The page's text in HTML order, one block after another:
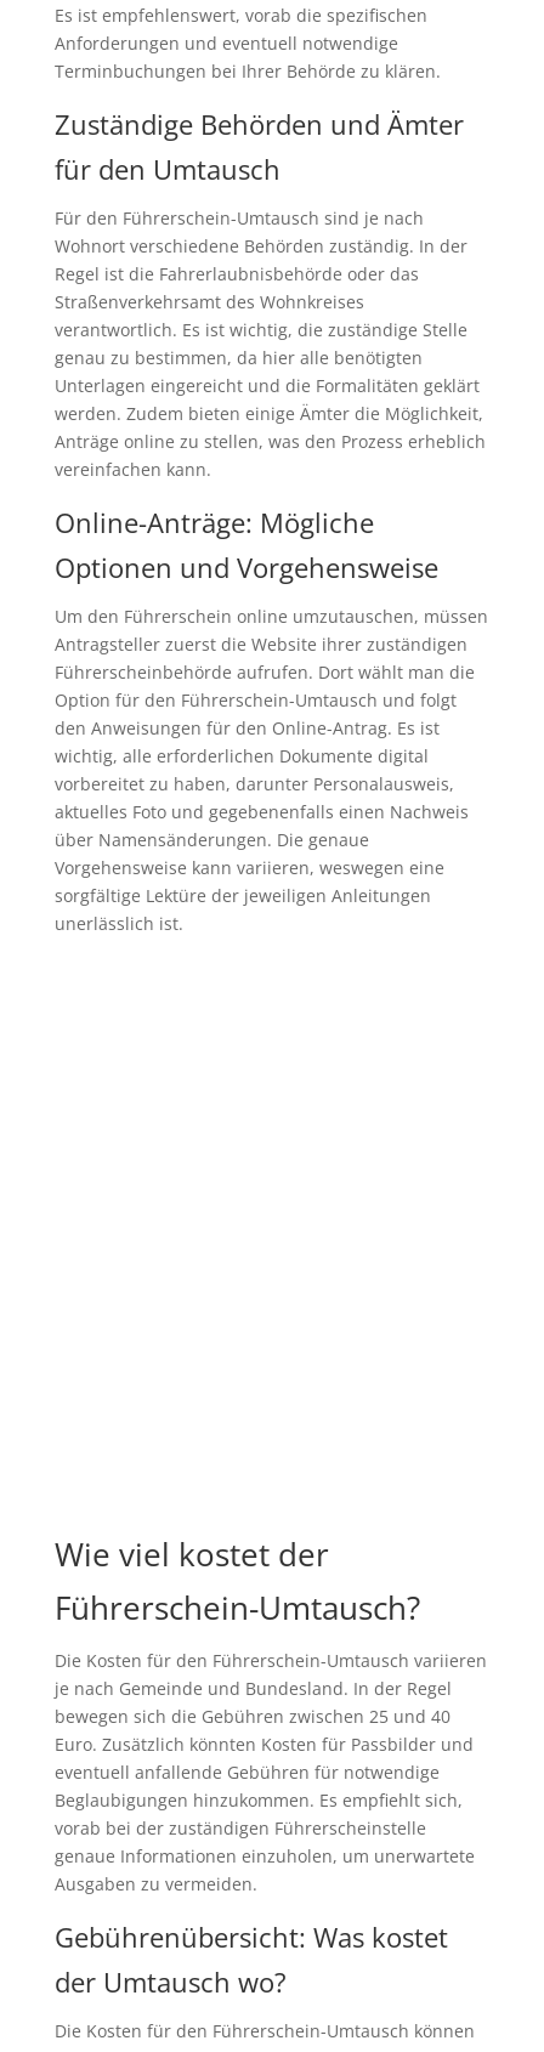
Es ist empfehlenswert, vorab die spezifischen
Anforderungen und eventuell notwendige
Terminbuchungen bei Ihrer Behörde zu klären.
Zuständige Behörden und Ämter
für den Umtausch
Für den Führerschein-Umtausch sind je nach
Wohnort verschiedene Behörden zuständig. In der
Regel ist die Fahrerlaubnisbehörde oder das
Straßenverkehrsamt des Wohnkreises
verantwortlich. Es ist wichtig, die zuständige Stelle
genau zu bestimmen, da hier alle benötigten
Unterlagen eingereicht und die Formalitäten geklärt
werden. Zudem bieten einige Ämter die Möglichkeit,
Anträge online zu stellen, was den Prozess erheblich
vereinfachen kann.
Online-Anträge: Mögliche
Optionen und Vorgehensweise
Um den Führerschein online umzutauschen, müssen
Antragsteller zuerst die Website ihrer zuständigen
Führerscheinbehörde aufrufen. Dort wählt man die
Option für den Führerschein-Umtausch und folgt
den Anweisungen für den Online-Antrag. Es ist
wichtig, alle erforderlichen Dokumente digital
vorbereitet zu haben, darunter Personalausweis,
aktuelles Foto und gegebenenfalls einen Nachweis
über Namensänderungen. Die genaue
Vorgehensweise kann variieren, weswegen eine
sorgfältige Lektüre der jeweiligen Anleitungen
unerlässlich ist.
Wie viel kostet der
Führerschein-Umtausch?
Die Kosten für den Führerschein-Umtausch variieren
je nach Gemeinde und Bundesland. In der Regel
bewegen sich die Gebühren zwischen 25 und 40
Euro. Zusätzlich könnten Kosten für Passbilder und
eventuell anfallende Gebühren für notwendige
Beglaubigungen hinzukommen. Es empfiehlt sich,
vorab bei der zuständigen Führerscheinstelle
genaue Informationen einzuholen, um unerwartete
Ausgaben zu vermeiden.
Gebührenübersicht: Was kostet
der Umtausch wo?
Die Kosten für den Führerschein-Umtausch können